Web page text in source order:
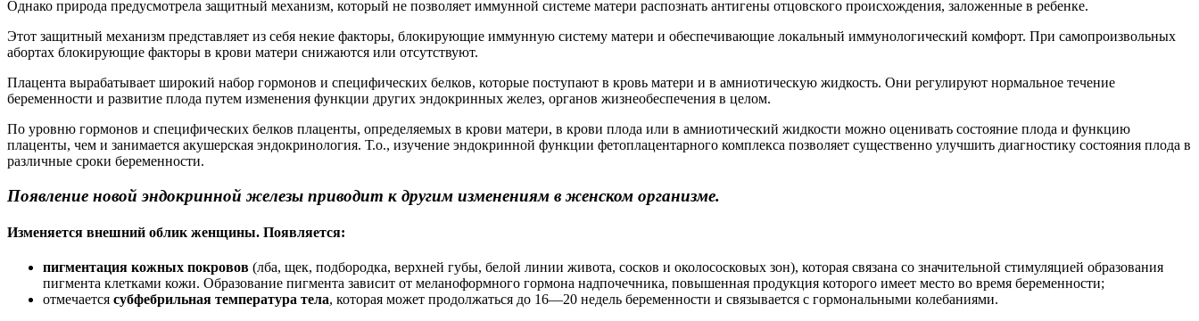
Однако природа предусмотрела защитный механизм, который не позволяет иммунной системе матери распознать антигены отцовского происхождения, заложенные в ребенке.
Этот защитный механизм представляет из себя некие факторы, блокирующие иммунную систему матери и обеспечивающие локальный иммунологический комфорт. При самопроизвольных
абортах блокирующие факторы в крови матери снижаются или отсутствуют.
Плацента вырабатывает широкий набор гормонов и специфических белков, которые поступают в кровь матери и в амниотическую жидкость. Они регулируют нормальное течение
беременности и развитие плода путем изменения функции других эндокринных желез, органов жизнеобеспечения в целом.
По уровню гормонов и специфических белков плаценты, определяемых в крови матери, в крови плода или в амниотический жидкости можно оценивать состояние плода и функцию
плаценты, чем и занимается акушерская эндокринология. Т.о., изучение эндокринной функции фетоплацентарного комплекса позволяет существенно улучшить диагностику состояния плода в
различные сроки беременности.
Появление новой эндокринной железы приводит к другим изменениям в женском организме.
Изменяется внешний облик женщины. Появляется:
пигментация кожных покровов (лба, щек, подбородка, верхней губы, белой линии живота, сосков и околососковых зон), которая связана со значительной стимуляцией образования
пигмента клетками кожи. Образование пигмента зависит от меланоформного гормона надпочечника, повышенная продукция которого имеет место во время беременности;
отмечается субфебрильная температура тела, которая может продолжаться до 16—20 недель беременности и связывается с гормональными колебаниями.